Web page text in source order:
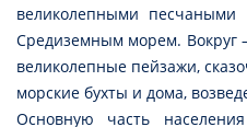
великолепными песчаными
Средиземным морем. Вокруг
великолепные пейзажи,
морские бухты и дома,
Основную часть